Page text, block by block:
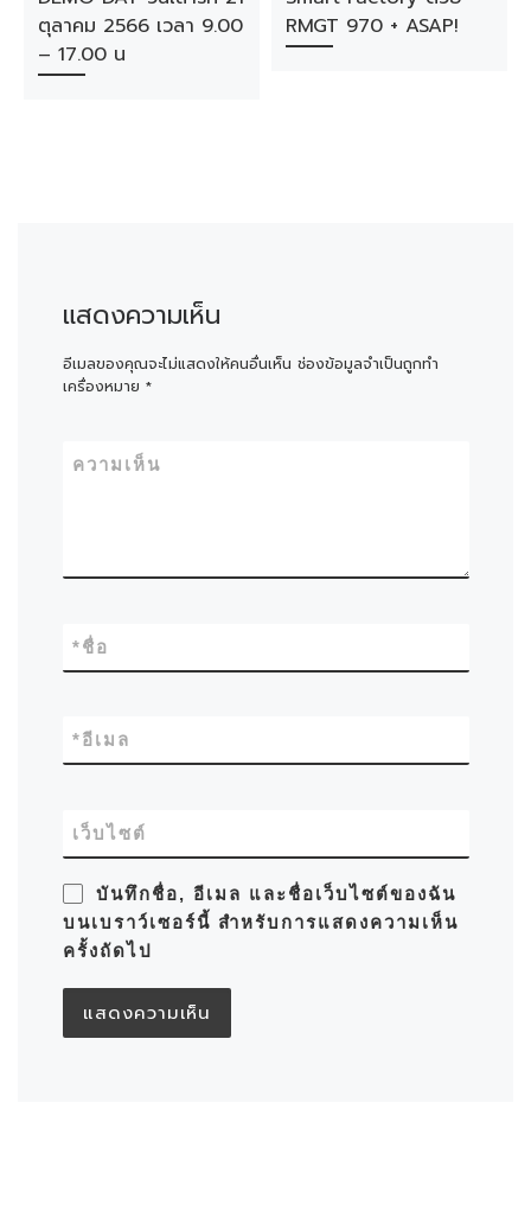
ตุลาคม 2566 เวลา 9.00
– 17.00 น
RMGT 970 + ASAP!​
แสดงความเห็น
อีเมลของคุณจะไม่แสดงให้คนอื่นเห็น ช่องข้อมูลจำเป็นถูกทำ
เครื่องหมาย *
ความเห็น
ชื่อ
*
อีเมล
*
เว็บไซต์
บันทึกชื่อ, อีเมล และชื่อเว็บไซต์ของฉัน
บนเบราว์เซอร์นี้ สำหรับการแสดงความเห็น
ครั้งถัดไป